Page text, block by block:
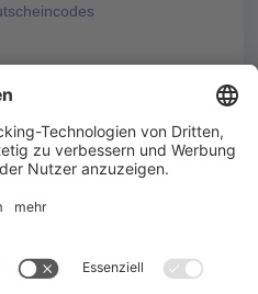
interessieren
mittels Gutschein